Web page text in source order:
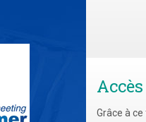
Grâce à